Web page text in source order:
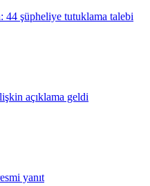
44 şüpheliye tutuklama talebi
açıklama geldi
yanıt